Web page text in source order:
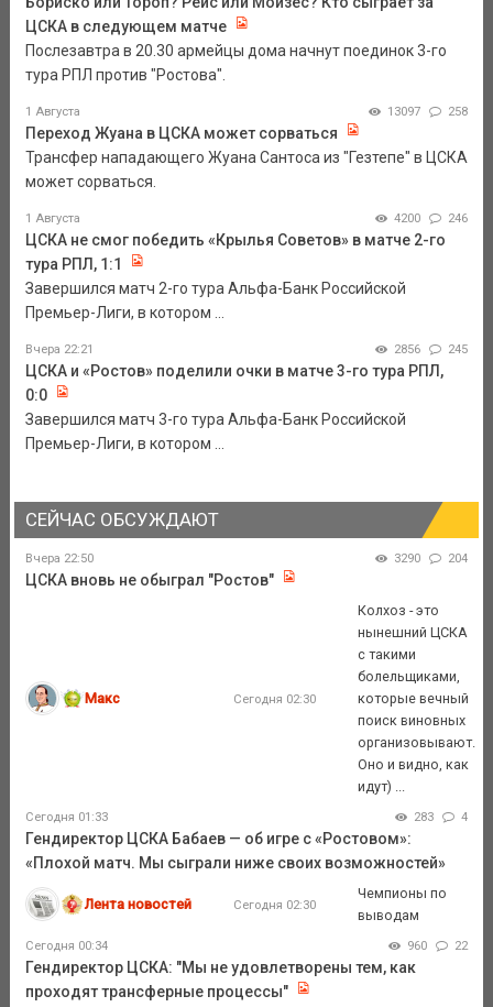
ЦСКА в следующем матче
Послезавтра в 20.30 армейцы дома начнут поединок 3-го
тура РПЛ против "Ростова".
1 Августа 13097 258
Переход Жуана в ЦСКА может сорваться
Трансфер нападающего Жуана Сантоса из "Гезтепе" в ЦСКА
может сорваться.
1 Августа 4200 246
ЦСКА не смог победить «Крылья Советов» в матче 2-го
тура РПЛ, 1:1
Завершился матч 2-го тура Альфа-Банк Российской
Премьер-Лиги, в котором ...
Вчера 22:21 2856 245
ЦСКА и «Ростов» поделили очки в матче 3-го тура РПЛ,
0:0
Завершился матч 3-го тура Альфа-Банк Российской
Премьер-Лиги, в котором ...
СЕЙЧАС ОБСУЖДАЮТ
Вчера 22:50 3290 204
ЦСКА вновь не обыграл "Ростов"
Макс Сегодня 02:30
Колхоз - это
нынешний ЦСКА
с такими
болельщиками,
которые вечный
поиск виновных
организовывают.
Оно и видно, как
идут) ...
Сегодня 01:33 283 4
Гендиректор ЦСКА Бабаев — об игре с «Ростовом»:
«Плохой матч. Мы сыграли ниже своих возможностей»
Лента новостей Сегодня 02:30
Чемпионы по
выводам
Сегодня 00:34 960 22
Гендиректор ЦСКА: "Мы не удовлетворены тем, как
проходят трансферные процессы"